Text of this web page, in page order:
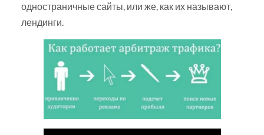
одностраничные сайты, или же, как их называют,
лендинги.